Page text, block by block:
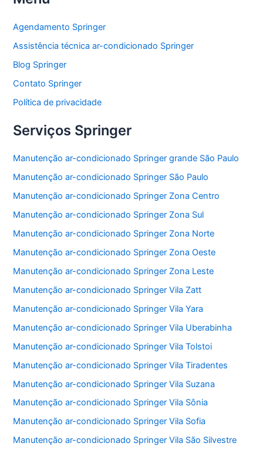
e
b
o
o
k
er s
A
p
l
Agendamento Springer
Assistência técnica ar-condicionado Springer
Blog Springer
Contato Springer
Política de privacidade
Serviços Springer
Manutenção ar-condicionado Springer grande São Paulo
Manutenção ar-condicionado Springer São Paulo
Manutenção ar-condicionado Springer Zona Centro
Manutenção ar-condicionado Springer Zona Sul
Manutenção ar-condicionado Springer Zona Norte
Manutenção ar-condicionado Springer Zona Oeste
Manutenção ar-condicionado Springer Zona Leste
Manutenção ar-condicionado Springer Vila Zatt
Manutenção ar-condicionado Springer Vila Yara
Manutenção ar-condicionado Springer Vila Uberabinha
Manutenção ar-condicionado Springer Vila Tolstoi
Manutenção ar-condicionado Springer Vila Tiradentes
Manutenção ar-condicionado Springer Vila Suzana
Manutenção ar-condicionado Springer Vila Sônia
Manutenção ar-condicionado Springer Vila Sofia
Manutenção ar-condicionado Springer Vila São Silvestre